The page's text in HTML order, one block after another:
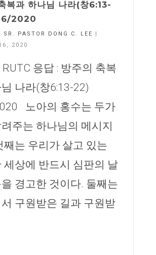
복과 하나님 나라(창6:13-
2020
SR. PASTOR DONG C. LEE
|
2020
응답 : 방주의 축복
나라(창6:13-22)
노아의 홍수는 두가
주는 하나님의 메시지
째는 우리가 살고 있는
세상에 반드시 심판의 날
경고한 것이다. 둘째는
구원받은 길과 구원받